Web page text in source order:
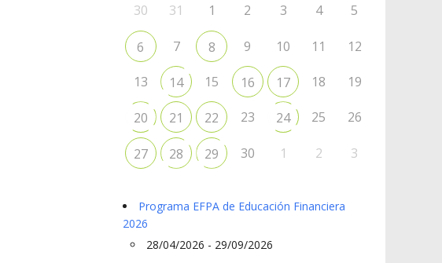
30 31 1 2 3 4 5
6 7 8 9 10 11 12
13 14 15 16 17 18 19
20 21 22 23 24 25 26
27 28 29 30 1 2 3
Programa EFPA de Educación Financiera
2026
28/04/2026 - 29/09/2026